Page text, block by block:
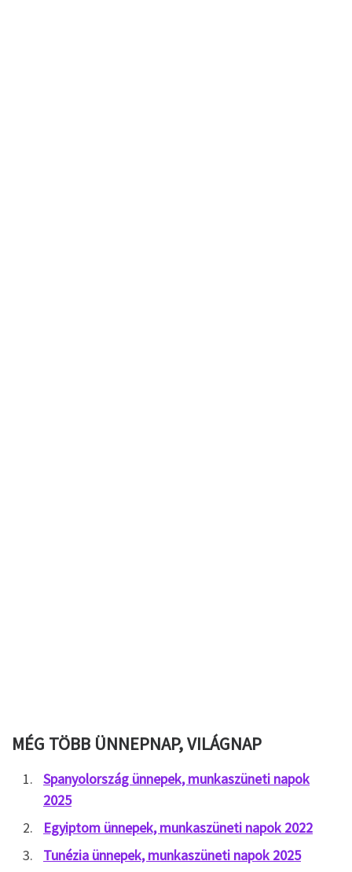
MÉG TÖBB ÜNNEPNAP, VILÁGNAP
Spanyolország ünnepek, munkaszüneti napok
2025
Egyiptom ünnepek, munkaszüneti napok 2022
Tunézia ünnepek, munkaszüneti napok 2025